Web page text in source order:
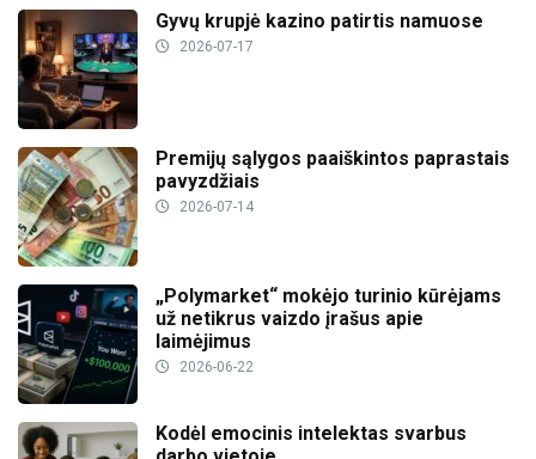
Gyvų krupjė kazino patirtis namuose
2026-07-17
Premijų sąlygos paaiškintos paprastais
pavyzdžiais
2026-07-14
„Polymarket“ mokėjo turinio kūrėjams
už netikrus vaizdo įrašus apie
laimėjimus
2026-06-22
Kodėl emocinis intelektas svarbus